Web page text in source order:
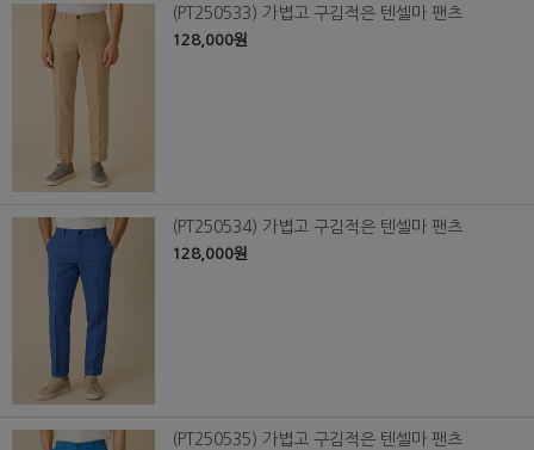
(PT250533) 가볍고 구김적은 텐셀마 팬츠
128,000원
(PT250534) 가볍고 구김적은 텐셀마 팬츠
128,000원
(PT250535) 가볍고 구김적은 텐셀마 팬츠